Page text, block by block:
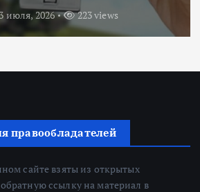
июля, 2026 223 views
правообладателей
сайте взяты из открытых
ссылку на материал в